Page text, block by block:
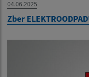
04.06.2025
Zber